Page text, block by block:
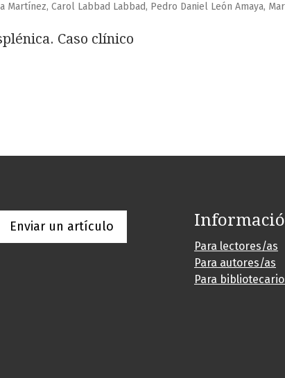
Martínez, Carol Labbad Labbad, Pedro Daniel León Amaya,
Caso clínico
Enviar un artículo
Para lectores/as
Para autores/as
Para